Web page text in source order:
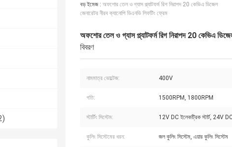
বড় ইমেজ : অফশোর তেল ও গ্যাস প্ল্যাটফর্ম রিগ নিরাপদ 20 কেভিএ ডিজেল
জেনারেটর নীরব ক্যানোপি ডিএনভি লিফটিং ফ্রেম
অফশোর তেল ও গ্যাস প্ল্যাটফর্ম রিগ নিরাপদ 20 কেভিএ
বিবরণ
নামমাত্র ভোল্টেজ: 400V
গতি: 1500RPM, 1800RPM
স্টার্টিং সিস্টেম: 12V DC ইলেকট্রিক স্টার্ট, 24V DC
কুলিং সিস্টেমের ধরন: জল কুলিং সিস্টেম, এয়ার কুলিং সিস্টেম